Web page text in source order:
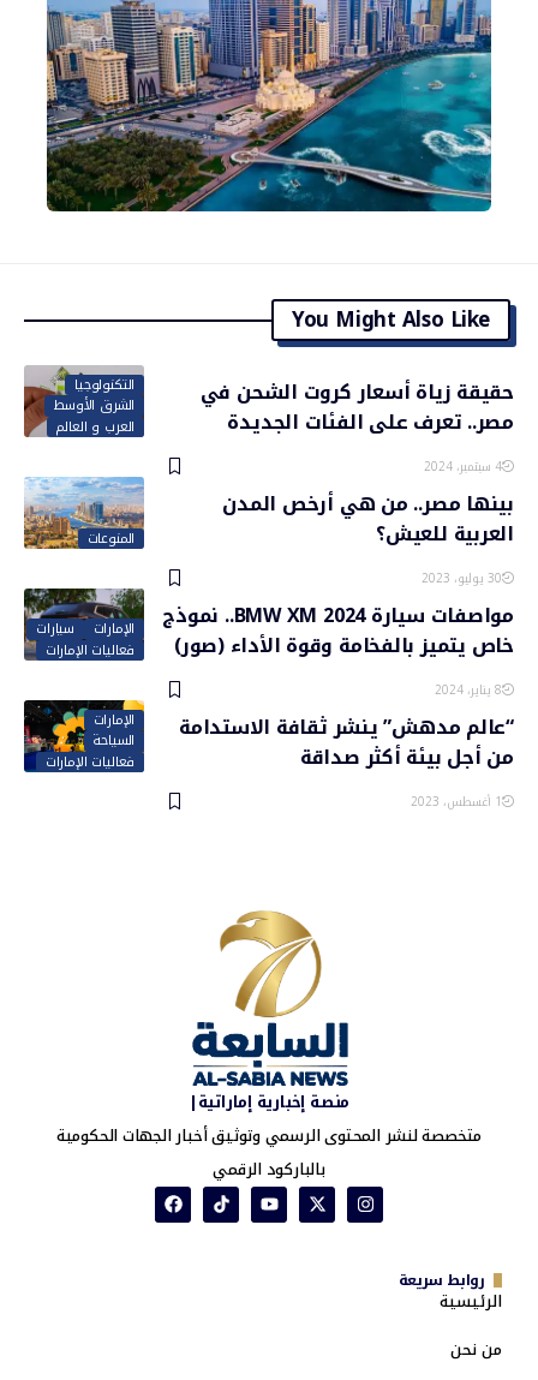
You Might Also Like
التكنولوجيا
الشرق الأوسط
العرب و العالم
حقيقة زياة أسعار كروت الشحن في
مصر.. تعرف على الفئات الجديدة
4 سبتمبر، 2024
المنوعات
بينها مصر.. من هي أرخص المدن
العربية للعيش؟
30 يوليو، 2023
الإمارات
سيارات
فعاليات الإمارات
مواصفات سيارة BMW XM 2024.. نموذج
خاص يتميز بالفخامة وقوة الأداء (صور)
8 يناير، 2024
الإمارات
السياحة
فعاليات الإمارات
“عالم مدهش” ينشر ثقافة الاستدامة
من أجل بيئة أكثر صداقة
1 أغسطس، 2023
منصة إخبارية إماراتية|
متخصصة لنشر المحتوى الرسمي وتوثيق أخبار الجهات الحكومية
بالباركود الرقمي
روابط سريعة
الرئيسية
من نحن